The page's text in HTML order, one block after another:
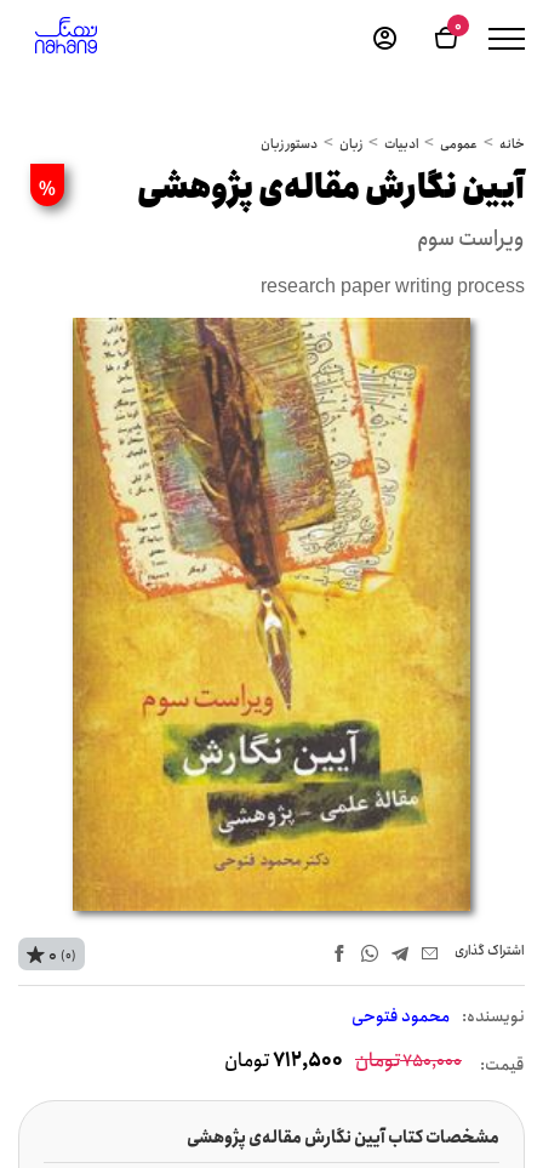
0
خانه عمومی ادبیات زبان دستور زبان
% آیین نگارش مقاله‌ی پژوهشی
ویراست سوم
research paper writing process
اشتراک‌ گذاری
نويسنده: محمود فتوحی
0 (0)
قیمت: 750,000تومان 712,500تومان
مشخصات کتاب آیین نگارش مقاله‌ی پژوهشی